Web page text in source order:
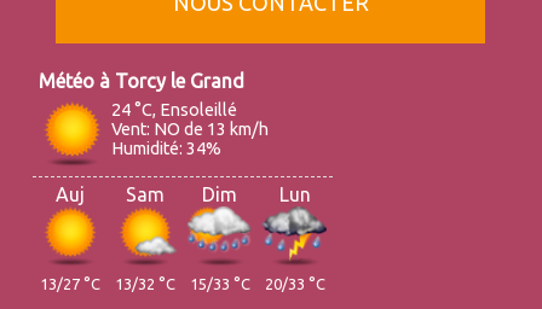
Torcy le Grand
24 °C, Ensoleillé
Vent: NO de 13 km/h
Humidité: 34%
Auj
13/27 °C
Sam
13/32 °C
Dim
15/33 °C
Lun
20/33 °C